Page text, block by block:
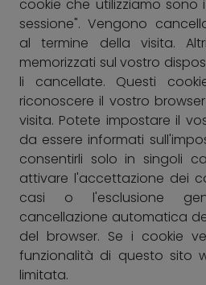
cookie che utilizziamo sono
sessione". Vengono
al termine della visita.
memorizzati sul vostro
li cancellate. Questi
riconoscere il vostro
visita. Potete impostare il
da essere informati
consentirli solo in singoli
attivare l'accettazione dei
casi o l'esclusione
cancellazione automatica
del browser. Se i cookie
funzionalità di questo sito
limitata.